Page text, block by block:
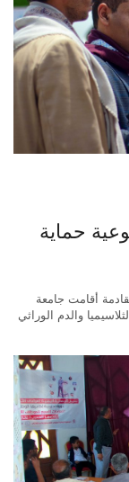
حماية
أقامت جامعة
والدم الوراثي